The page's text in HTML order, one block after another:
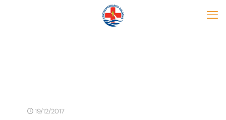
19/12/2017